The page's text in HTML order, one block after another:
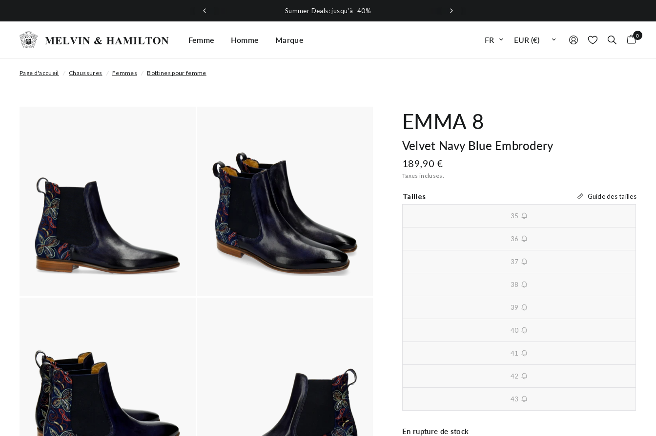
Summer Deals: jusqu'à -40%
Femme Homme Marque Mettre à jour la langueMettre à jour la devise 0
Page d'accueil / Chaussures / Femmes / Bottines pour femme
EMMA 8
Velvet Navy Blue Embrodery
189,90 €
Taxes incluses.
Tailles Guide des tailles
35
unavailable
36
unavailable
37
unavailable
38
unavailable
39
unavailable
40
unavailable
41
unavailable
42
unavailable
43
unavailable
En rupture de stock